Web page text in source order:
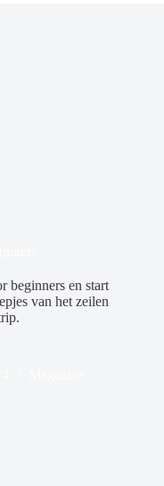
beginners en start
van het zeilen